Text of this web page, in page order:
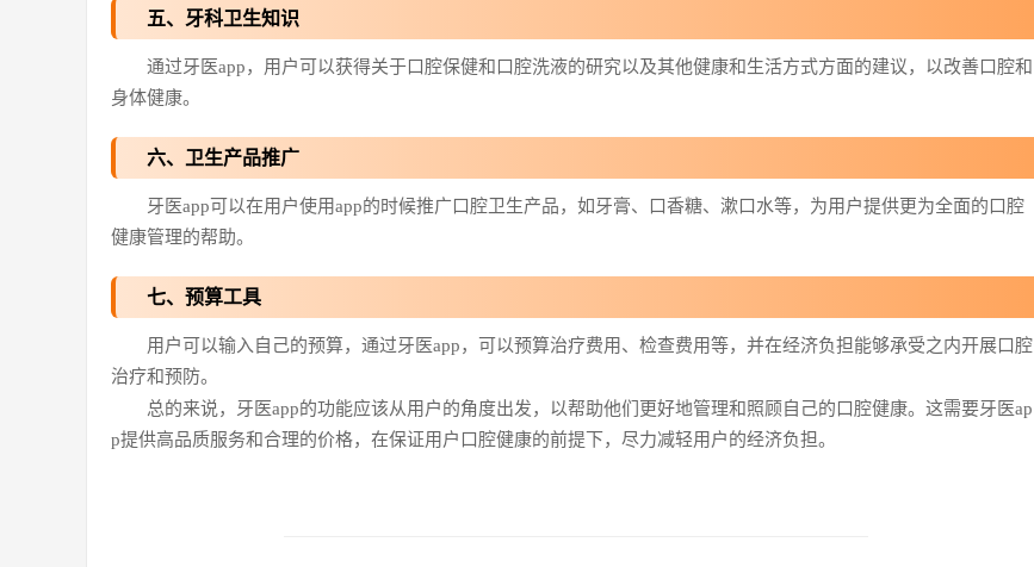
五、牙科卫生知识
通过牙医app，用户可以获得关于口腔保健和口腔洗液的研究以及其他健康和生活方式方面的建议，以改善口腔和
身体健康。
六、卫生产品推广
牙医app可以在用户使用app的时候推广口腔卫生产品，如牙膏、口香糖、漱口水等，为用户提供更为全面的口腔
健康管理的帮助。
七、预算工具
用户可以输入自己的预算，通过牙医app，可以预算治疗费用、检查费用等，并在经济负担能够承受之内开展口腔
治疗和预防。
总的来说，牙医app的功能应该从用户的角度出发，以帮助他们更好地管理和照顾自己的口腔健康。这需要牙医ap
p提供高品质服务和合理的价格，在保证用户口腔健康的前提下，尽力减轻用户的经济负担。